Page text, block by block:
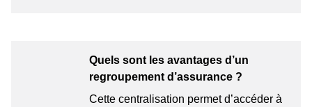
Quels sont les avantages d’un
regroupement d’assurance ?
Cette centralisation permet d’accéder à